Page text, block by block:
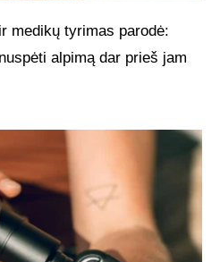
medikų tyrimas parodė:
alpimą dar prieš jam